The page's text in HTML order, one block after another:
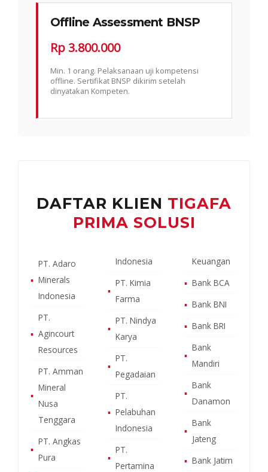
Offline Assessment BNSP
Rp 3.800.000
Min. 1 orang. Pelaksanaan uji kompetensi
offline. Sertifikat BNSP dikirim setelah
dinyatakan Kompeten.
DAFTAR KLIEN TIGAFA
PRIMA SOLUSI
▪
PT. Adaro
Minerals
Indonesia
▪
PT.
Agincourt
Resources
▪
PT. Amman
Mineral
Nusa
Tenggara
▪
PT. Angkas
Pura
Indonesia
▪
PT. Kimia
Farma
▪
PT. Nindya
Karya
▪
PT.
Pegadaian
▪
PT.
Pelabuhan
Indonesia
▪
PT.
Pertamina
Keuangan
▪ Bank BCA
▪ Bank BNI
▪ Bank BRI
▪
Bank
Mandiri
▪
Bank
Danamon
▪
Bank
Jateng
▪ Bank Jatim